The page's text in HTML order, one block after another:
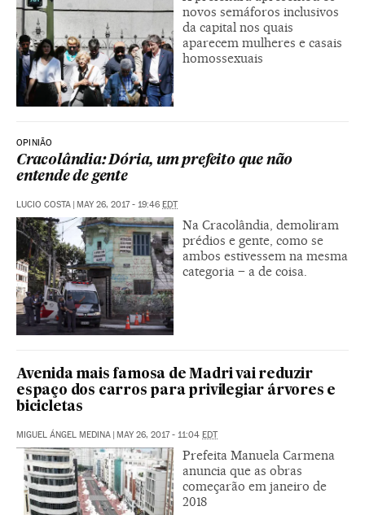
novos semáforos inclusivos
da capital nos quais
aparecem mulheres e casais
homossexuais
OPINIÃO
Cracolândia: Dória, um prefeito que não
entende de gente
LUCIO COSTA | MAY 26, 2017 - 19:46 EDT
Na Cracolândia, demoliram
prédios e gente, como se
ambos estivessem na mesma
categoria – a de coisa.
Avenida mais famosa de Madri vai reduzir
espaço dos carros para privilegiar árvores e
bicicletas
MIGUEL ÁNGEL MEDINA | MAY 26, 2017 - 11:04 EDT
Prefeita Manuela Carmena
anuncia que as obras
começarão em janeiro de
2018